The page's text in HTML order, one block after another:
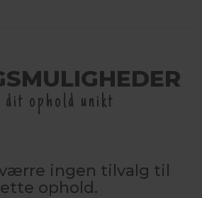
dit ophold unikt
ingen tilvalg til
ophold.